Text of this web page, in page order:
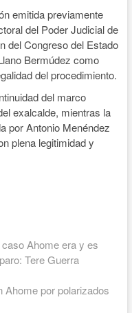
emitida previamente
del Poder Judicial de
del Congreso del Estado
Bermúdez como
del procedimiento.
del marco
exalcalde, mientras la
por Antonio Menéndez
plena legitimidad y
Ahome era y es
Tere Guerra
Ahome por polarizados